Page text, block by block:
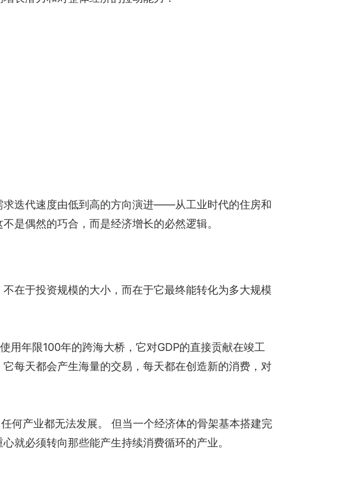
求迭代速度由低到高的方向演进——从工业时代的住房和
是偶然的巧合，而是经济增长的必然逻辑。
在于投资规模的大小，而在于它最终能转化为多大规模
用年限100年的跨海大桥，它对GDP的直接贡献在竣工
每天都会产生海量的交易，每天都在创造新的消费，对
何产业都无法发展。 但当一个经济体的骨架基本搭建完
就必须转向那些能产生持续消费循环的产业。